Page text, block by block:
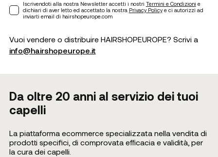
Iscrivendoti alla nostra Newsletter accetti i nostri Termini e Condizioni e
dichiari di aver letto ed accettato la nostra Privacy Policye ci autorizzi ad
inviarti email di hairshopeurope.com
Vuoi vendere o distribuire HAIRSHOPEUROPE? Scrivi a
info@hairshopeurope.it
Da oltre 20 anni al servizio dei tuoi
capelli
La piattaforma ecommerce specializzata nella vendita di
prodotti specifici, di comprovata efficacia e validità, per
la cura dei capelli.